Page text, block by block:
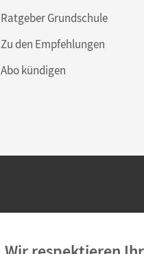
Ratgeber Grundschule
Zu den Empfehlungen
Abo kündigen